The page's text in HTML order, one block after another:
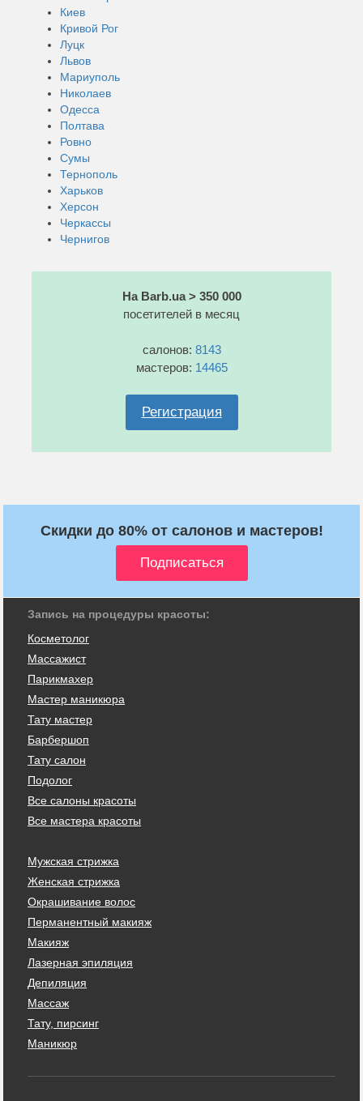
Киев
Кривой Рог
Луцк
Львов
Мариуполь
Николаев
Одесса
Полтава
Ровно
Сумы
Тернополь
Харьков
Херсон
Черкассы
Чернигов
На Barb.ua > 350 000
посетителей в месяц
салонов: 8143
мастеров: 14465
Регистрация
Скидки до 80% от салонов и мастеров!
Запись на процедуры красоты:
Косметолог
Массажист
Парикмахер
Мастер маникюра
Тату мастер
Барбершоп
Тату салон
Подолог
Все салоны красоты
Все мастера красоты
Мужская стрижка
Женская стрижка
Окрашивание волос
Перманентный макияж
Макияж
Лазерная эпиляция
Депиляция
Массаж
Тату, пирсинг
Маникюр